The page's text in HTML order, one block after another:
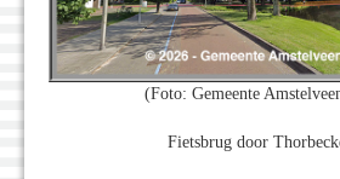
(Foto: Gemeente
Fietsbrug door